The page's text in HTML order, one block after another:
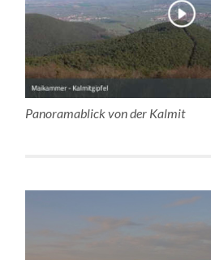
Panoramablick von der Kalmit